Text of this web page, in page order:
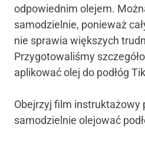
odpowiednim olejem.
samodzielnie, ponieważ
nie sprawia większych
Przygotowaliśmy
aplikować olej do podłóg
Obejrzyj film instruktażowy
samodzielnie olejować